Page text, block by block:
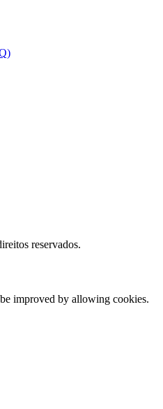
reservados.
improved by allowing cookies.